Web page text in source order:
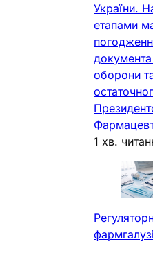
України.
етапами
документа
оборони
1 хв.
фармгалузі